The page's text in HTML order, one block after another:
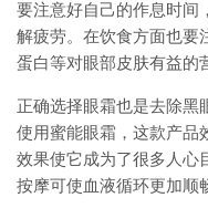
要注意好自己的作息时间
解疲劳。在饮食方面也要
蛋白等对眼部皮肤有益的
正确选择眼霜也是去除黑
使用蜜能眼霜，这款产品
效果使它成为了很多人心
按摩可使血液循环更加顺